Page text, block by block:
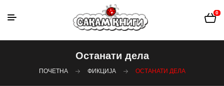
0
Останати дела
ПОЧЕТНА ФИКЦИЈА ОСТАНАТИ ДЕЛА